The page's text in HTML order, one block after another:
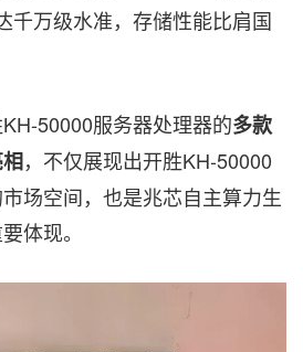
千万级水准，存储性能比肩国
50000服务器处理器的多款
，不仅展现出开胜KH-50000
场空间，也是兆芯自主算力生
体现。